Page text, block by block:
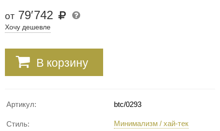
от 79′742
Хочу дешевле
В корзину
Артикул: btc/0293
Стиль: Минимализм / хай-тек